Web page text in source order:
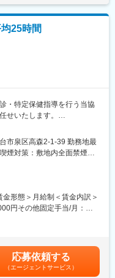
ンに添って、看護師（また
供いたします。
25時間
・特定保健指導を行う当協
せいたします。
検査など
り）の各健診会場へ移動し
前に出発することもありま
市泉区高森2-1-39 勤務地最
煙対策：敷地内全面禁煙変
形態＞月給制＜賃金内訳＞
円その他固定手当/月：
あります。月給(月額)は固定
応募依頼する
（エージェントサービス）